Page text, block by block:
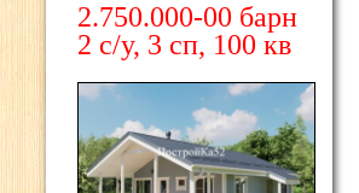
2.750.000-00 барн
2 с/у, 3 сп, 100 кв